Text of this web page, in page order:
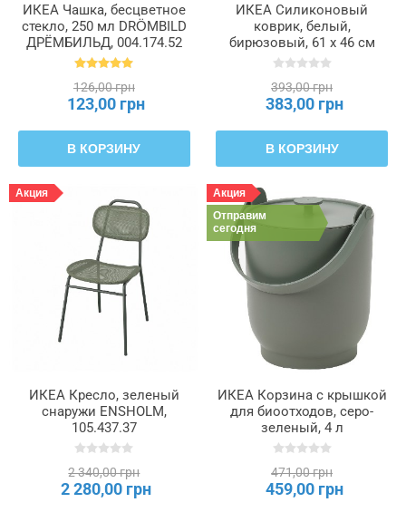
ИКЕА Чашка, бесцветное
стекло, 250 мл DRÖMBILD
ДРЁМБИЛЬД, 004.174.52
126,00 грн
123,00 грн
В КОРЗИНУ
ИКЕА Силиконовый
коврик, белый,
бирюзовый, 61 x 46 см
BAKTRADITION, 604.801.67
393,00 грн
383,00 грн
В КОРЗИНУ
Акция
ИКЕА Кресло, зеленый
снаружи ENSHOLM,
105.437.37
2 340,00 грн
2 280,00 грн
Акция
Отправим
сегодня
ИКЕА Корзина с крышкой
для биоотходов, серо-
зеленый, 4 л
FARMARKVAST, 905.670.03
471,00 грн
459,00 грн